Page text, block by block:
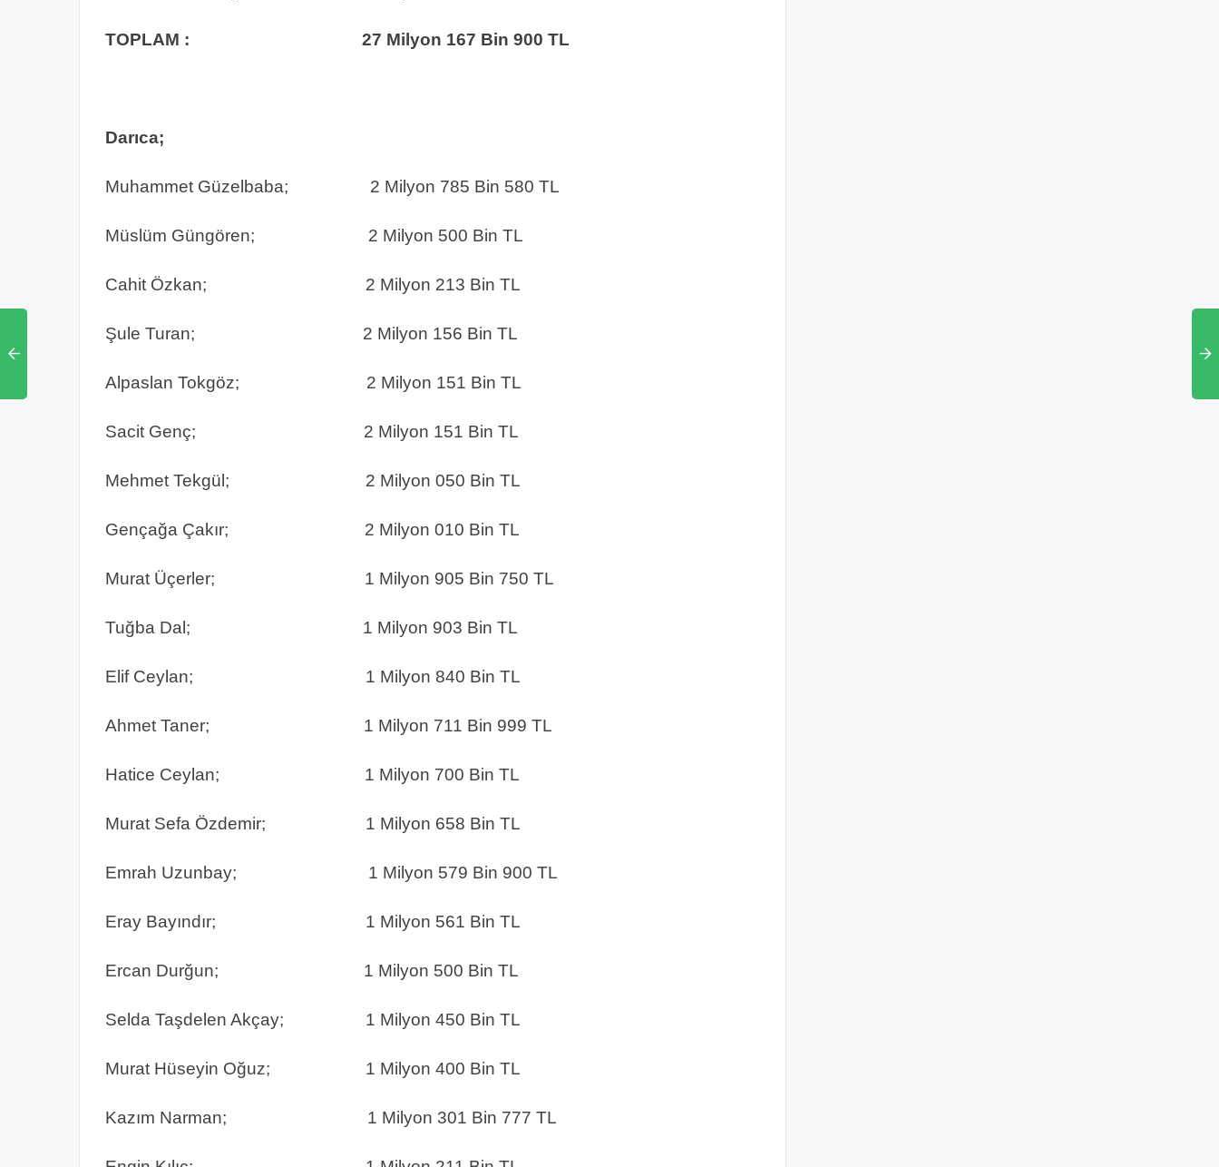
TOPLAM : 27 Milyon 167 Bin 900 TL
Darıca;
Muhammet Güzelbaba; 2 Milyon 785 Bin 580 TL
Müslüm Güngören; 2 Milyon 500 Bin TL
Cahit Özkan; 2 Milyon 213 Bin TL
Şule Turan; 2 Milyon 156 Bin TL
Alpaslan Tokgöz; 2 Milyon 151 Bin TL
Sacit Genç; 2 Milyon 151 Bin TL
Mehmet Tekgül; 2 Milyon 050 Bin TL
Gençağa Çakır; 2 Milyon 010 Bin TL
Murat Üçerler; 1 Milyon 905 Bin 750 TL
Tuğba Dal; 1 Milyon 903 Bin TL
Elif Ceylan; 1 Milyon 840 Bin TL
Ahmet Taner; 1 Milyon 711 Bin 999 TL
Hatice Ceylan; 1 Milyon 700 Bin TL
Murat Sefa Özdemir; 1 Milyon 658 Bin TL
Emrah Uzunbay; 1 Milyon 579 Bin 900 TL
Eray Bayındır; 1 Milyon 561 Bin TL
Ercan Durğun; 1 Milyon 500 Bin TL
Selda Taşdelen Akçay; 1 Milyon 450 Bin TL
Murat Hüseyin Oğuz; 1 Milyon 400 Bin TL
Kazım Narman; 1 Milyon 301 Bin 777 TL